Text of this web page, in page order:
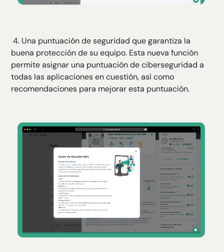
4. Una puntuación de seguridad que garantiza la
buena protección de su equipo. Esta nueva función
permite asignar una puntuación de ciberseguridad a
todas las aplicaciones en cuestión, así como
recomendaciones para mejorar esta puntuación.